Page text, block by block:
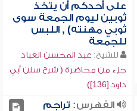
على أحدكم أن يتخذ
ثوبين ليوم الجمعة سوى
ثوبي مهنته) , اللبس
للجمعة
للشيخ: عبد المحسن العباد
جزء من محاضرة ( شرح سنن أبي
داود [136])
الفهرس: تراجم